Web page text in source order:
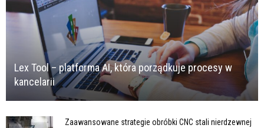
Lex Tool – platforma AI, która porządkuje procesy w
kancelarii
Zaawansowane strategie obróbki CNC stali nierdzewnej